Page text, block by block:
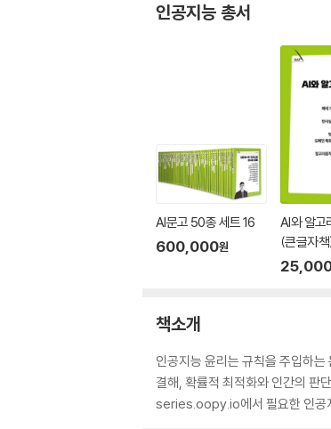
인공지능 총서
AI문고 50종 세트 16
600,000원
AI와 알고
(큰글자
책소개
인공지능 윤리는 규칙을 주입하는
결해, 확률적 최적화와 인간의 판
series.oopy.io에서 필요한 인공